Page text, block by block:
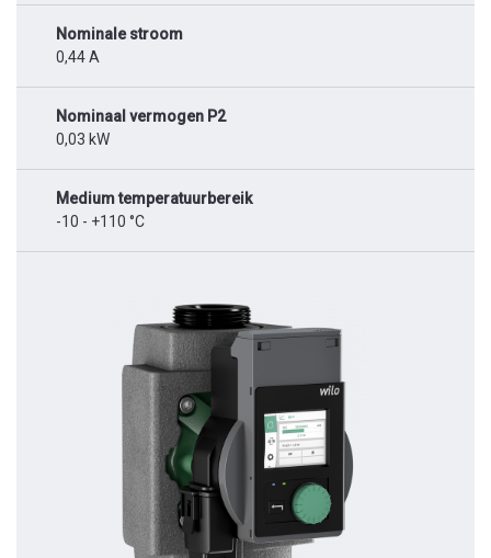
Nominale stroom
0,44 A
Nominaal vermogen P2
0,03 kW
Medium temperatuurbereik
-10 - +110 °C